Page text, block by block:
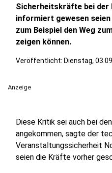
Sicherheitskräfte bei der
informiert gewesen seien
zum Beispiel den Weg
zeigen können.
Veröffentlicht: Dienstag,
Anzeige
Diese Kritik sei auch bei
angekommen, sagte der
Veranstaltungssicherheit
seien die Kräfte vorher